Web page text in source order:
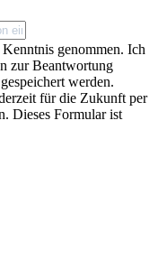
genommen. Ich
zur Beantwortung
werden.
für die Zukunft per
Dieses Formular ist